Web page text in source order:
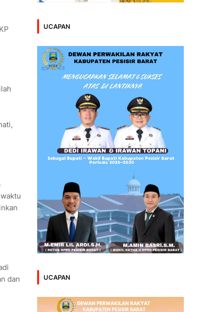
dan
UCAPAN
UCAPAN